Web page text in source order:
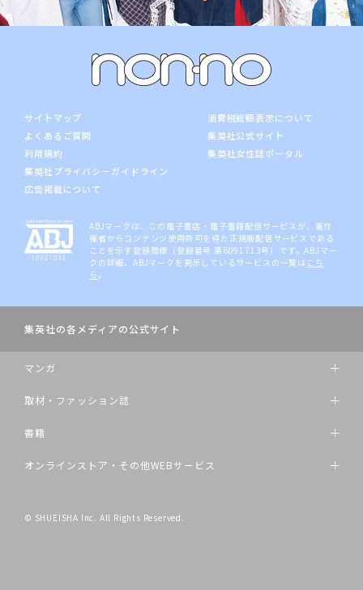
サイトマップ
よくあるご質問
利用規約
集英社プライバシーガイドライン
広告掲載について
消費税総額表示について
集英社公式サイト
集英社女性誌ポータル
ABJマークは、この電子書店・電子書籍配信サービスが、著作
権者からコンテンツ使用許可を得た正規版配信サービスである
ことを示す登録商標（登録番号 第6091713号）です。ABJマー
クの詳細、ABJマークを掲示しているサービスの一覧は こち
ら。
集英社の各メディアの公式サイト
マンガ
取材・ファッション誌
書籍
オンラインストア・その他WEBサービス
© SHUEISHA Inc. All Rights Reserved.